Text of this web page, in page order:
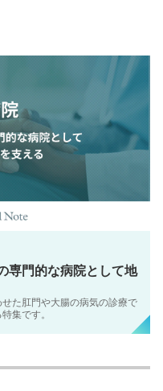
門的な病院として地
た肛門や大腸の病気の診療で
集です。